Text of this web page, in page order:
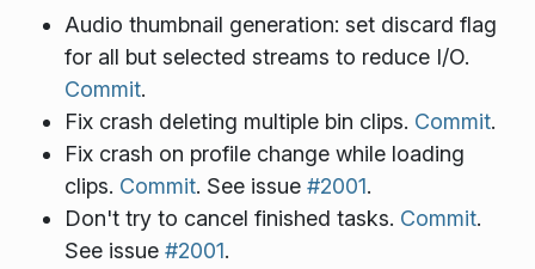
Audio thumbnail generation: set discard flag
for all but selected streams to reduce I/O.
Commit.
Fix crash deleting multiple bin clips. Commit.
Fix crash on profile change while loading
clips. Commit. See issue #2001.
Don't try to cancel finished tasks. Commit.
See issue #2001.